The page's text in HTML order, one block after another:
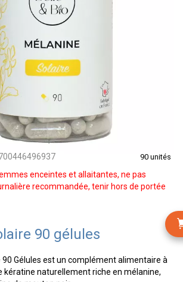
90 unités
enceintes et allaitantes, ne pas
recommandée, tenir hors de portée
90 gélules
90 Gélules est un complément alimentaire à
kératine naturellement riche en mélanine,